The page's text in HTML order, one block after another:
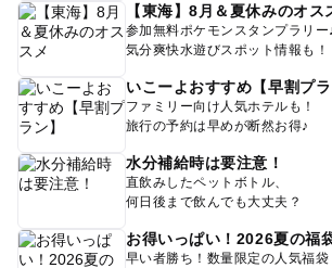
【東海】8月＆夏休みのオス
参加無料ポケモンスタンプラリー
気分爽快水遊びスポット情報も！
いこーよおすすめ【早割プラ
ファミリー向け人気ホテルも！
旅行の予約は早めが断然お得♪
水分補給時は要注意！
直飲みしたペットボトル、
何日後まで飲んでも大丈夫？
お得いっぱい！2026夏の福
早い者勝ち！数量限定の人気福袋